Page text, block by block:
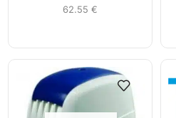
62.55 €
UAB „Andruma”
Įmonės kodas: 306308303
PVM mokėtojo kodas: